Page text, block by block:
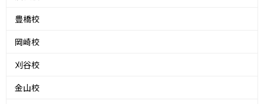
豊橋校
岡崎校
刈谷校
金山校